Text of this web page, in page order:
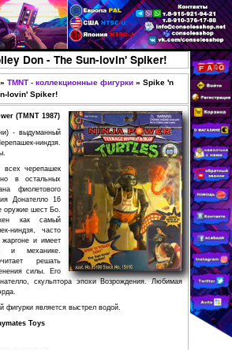
Перейти к основному
содержанию
И
В
'n Volley Don - The Sun-
»
TMNT - коллекционные
- The Sun-lovin' Spiker!
Ninja Power (TMNT 1987)
(или Донни) - выдуманный
один из Черепашек-ниндзя.
команды.
Image у всех черепашек
но в остальных
бандана фиолетового
рождения Донателло 16
фирменное оружие шест Бо.
изображен как самый
ниндзя, часто
научном жаргоне и имеет